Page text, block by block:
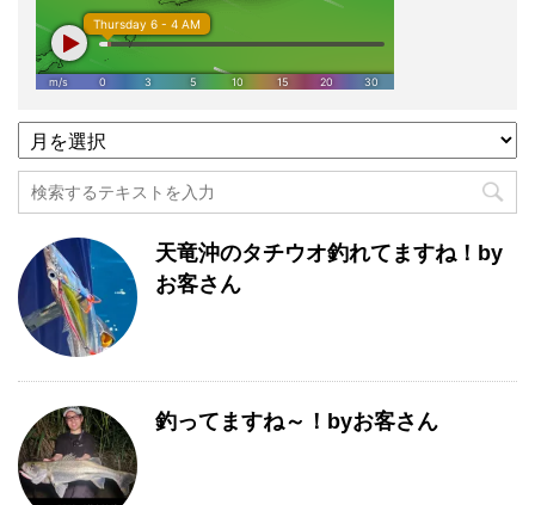
過
去
記
事
別
一
覧
天竜沖のタチウオ釣れてますね！by
お客さん
釣ってますね～！byお客さん